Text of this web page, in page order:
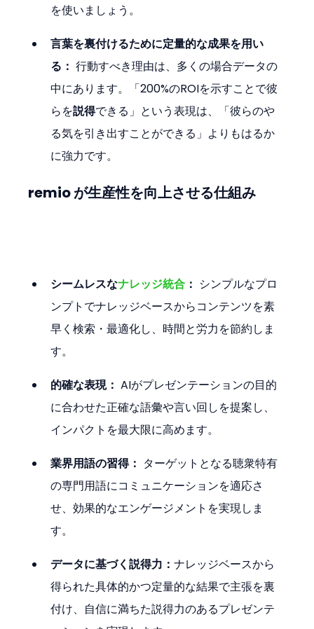
を使いましょう。
言葉を裏付けるために定量的な成果を用い
る： 行動すべき理由は、多くの場合データの
中にあります。「200%のROIを示すことで彼
らを説得できる」という表現は、「彼らのや
る気を引き出すことができる」よりもはるか
に強力です。
remio が生産性を向上させる仕組み
シームレスなナレッジ統合 ： シンプルなプロ
ンプトでナレッジベースからコンテンツを素
早く検索・最適化し、時間と労力を節約しま
す。
的確な表現： AIがプレゼンテーションの目的
に合わせた正確な語彙や言い回しを提案し、
インパクトを最大限に高めます。
業界用語の習得： ターゲットとなる聴衆特有
の専門用語にコミュニケーションを適応さ
せ、効果的なエンゲージメントを実現しま
す。
データに基づく説得力：ナレッジベースから
得られた具体的かつ定量的な結果で主張を裏
付け、自信に満ちた説得力のあるプレゼンテ